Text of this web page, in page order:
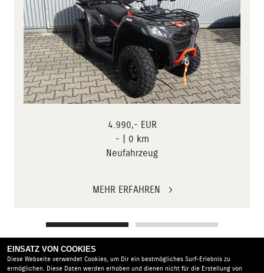
4.990,- EUR
- | 0 km
Neufahrzeug
MEHR ERFAHREN
ZUR VOLLSTÄNDIGEN MOTORRADSUCHE
EINSATZ VON COOKIES
Diese Webseite verwendet Cookies, um Dir ein bestmögliches Surf-Erlebnis zu
ermöglichen. Diese Daten werden erhoben und dienen nicht für die Erstellung von